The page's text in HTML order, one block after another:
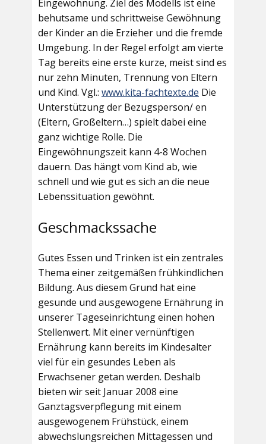
Eingewöhnung. Ziel des Modells ist eine
behutsame und schrittweise Gewöhnung
der Kinder an die Erzieher und die fremde
Umgebung. In der Regel erfolgt am vierte
Tag bereits eine erste kurze, meist sind es
nur zehn Minuten, Trennung von Eltern
und Kind. Vgl.: www.kita-fachtexte.de Die
Unterstützung der Bezugsperson/ en
(Eltern, Großeltern…) spielt dabei eine
ganz wichtige Rolle. Die
Eingewöhnungszeit kann 4-8 Wochen
dauern. Das hängt vom Kind ab, wie
schnell und wie gut es sich an die neue
Lebenssituation gewöhnt.
Geschmackssache
Gutes Essen und Trinken ist ein zentrales
Thema einer zeitgemäßen frühkindlichen
Bildung. Aus diesem Grund hat eine
gesunde und ausgewogene Ernährung in
unserer Tageseinrichtung einen hohen
Stellenwert. Mit einer vernünftigen
Ernährung kann bereits im Kindesalter
viel für ein gesundes Leben als
Erwachsener getan werden. Deshalb
bieten wir seit Januar 2008 eine
Ganztagsverpflegung mit einem
ausgewogenem Frühstück, einem
abwechslungsreichen Mittagessen und